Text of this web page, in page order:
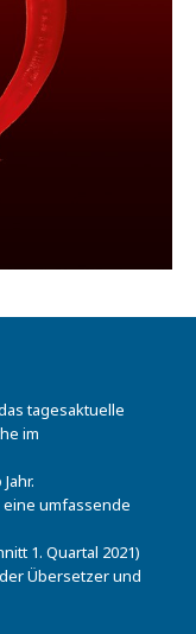
tagesaktuelle
im
eine umfassende
1. Quartal 2021)
Übersetzer und